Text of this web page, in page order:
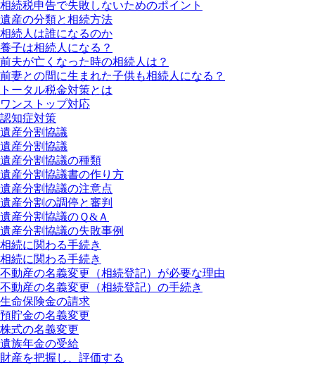
相続税申告で失敗しないためのポイント
遺産の分類と相続方法
相続人は誰になるのか
養子は相続人になる？
前夫が亡くなった時の相続人は？
前妻との間に生まれた子供も相続人になる？
トータル税金対策とは
ワンストップ対応
認知症対策
遺産分割協議
遺産分割協議
遺産分割協議の種類
遺産分割協議書の作り方
遺産分割協議の注意点
遺産分割の調停と審判
遺産分割協議のＱ&Ａ
遺産分割協議の失敗事例
相続に関わる手続き
相続に関わる手続き
不動産の名義変更（相続登記）が必要な理由
不動産の名義変更（相続登記）の手続き
生命保険金の請求
預貯金の名義変更
株式の名義変更
遺族年金の受給
財産を把握し、評価する